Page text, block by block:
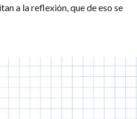
a la reflexión, que de eso se